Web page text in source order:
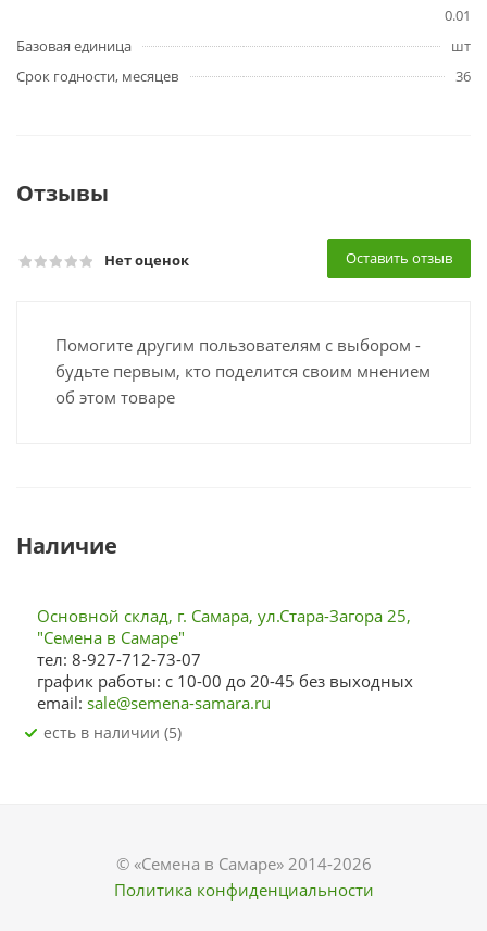
0.01
Базовая единица
шт
Срок годности, месяцев
36
Отзывы
Нет оценок Оставить отзыв
Помогите другим пользователям с выбором -
будьте первым, кто поделится своим мнением
об этом товаре
Наличие
Основной склад, г. Самара, ул.Стара-Загора 25,
"Семена в Самаре"
тел: 8-927-712-73-07
график работы: с 10-00 до 20-45 без выходных
email: sale@semena-samara.ru
Есть в наличии (5)
© «Семена в Самаре» 2014-2026
Политика конфиденциальности